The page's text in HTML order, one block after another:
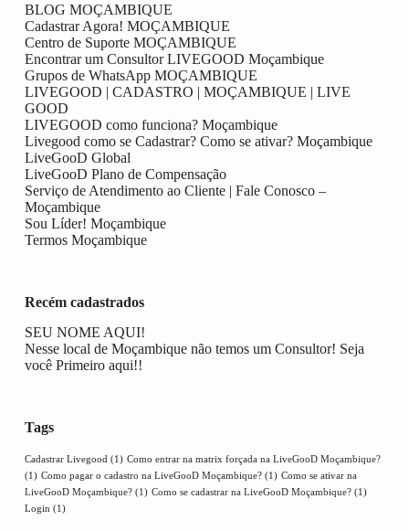
BLOG MOÇAMBIQUE
Cadastrar Agora! MOÇAMBIQUE
Centro de Suporte MOÇAMBIQUE
Encontrar um Consultor LIVEGOOD Moçambique
Grupos de WhatsApp MOÇAMBIQUE
LIVEGOOD | CADASTRO | MOÇAMBIQUE | LIVE
GOOD
LIVEGOOD como funciona? Moçambique
Livegood como se Cadastrar? Como se ativar? Moçambique
LiveGooD Global
LiveGooD Plano de Compensação
Serviço de Atendimento ao Cliente | Fale Conosco –
Moçambique
Sou Líder! Moçambique
Termos Moçambique
Recém cadastrados
SEU NOME AQUI!
Nesse local de Moçambique não temos um Consultor! Seja
você Primeiro aqui!!
Tags
Cadastrar Livegood (1) Como entrar na matrix forçada na LiveGooD Moçambique?
(1) Como pagar o cadastro na LiveGooD Moçambique?(1) Como se ativar na
LiveGooD Moçambique?(1) Como se cadastrar na LiveGooD Moçambique?(1)
Login (1)